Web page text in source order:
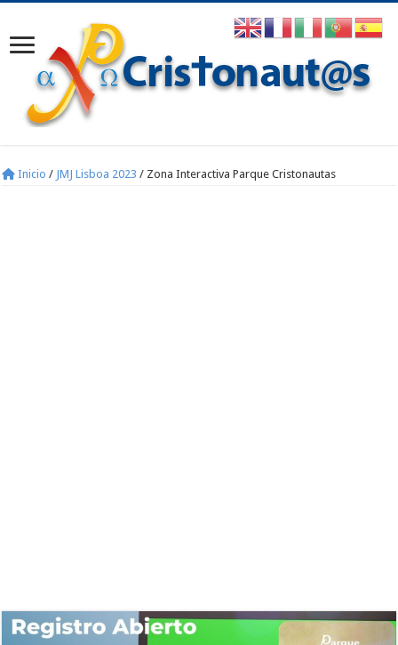
Inicio / JMJ Lisboa 2023 / Zona Interactiva Parque Cristonautas